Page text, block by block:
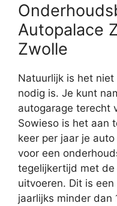
Autopalace
Zwolle
Natuurlijk is het
nodig is. Je kunt
autogarage terecht
Sowieso is het aan
keer per jaar je
voor een
tegelijkertijd met de
uitvoeren. Dit is
jaarlijks minder dan